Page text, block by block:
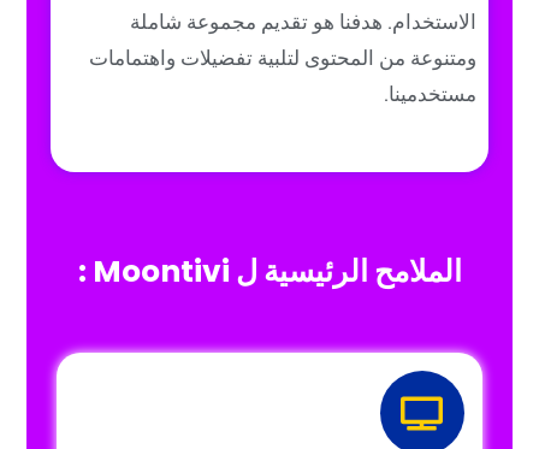
الاستخدام. هدفنا هو تقديم مجموعة شاملة
ومتنوعة من المحتوى لتلبية تفضيلات واهتمامات
مستخدمينا.
الملامح الرئيسية ل Moontivi :